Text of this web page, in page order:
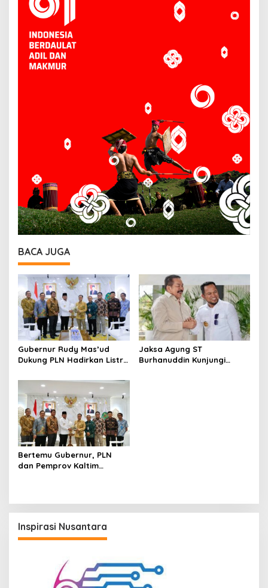
BACA JUGA
Gubernur Rudy Mas’ud
Dukung PLN Hadirkan Listrik
Berkelanjutan di Kaltim
Jaksa Agung ST
Burhanuddin Kunjungi
Bertemu Gubernur, PLN
dan Pemprov Kaltim
Inspirasi Nusantara